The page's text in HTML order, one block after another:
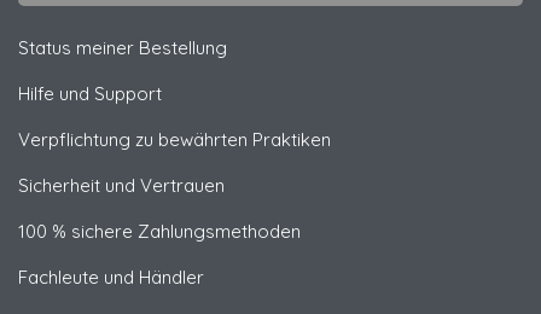
Status meiner Bestellung
Hilfe und Support
Verpflichtung zu bewährten Praktiken
Sicherheit und Vertrauen
100 % sichere Zahlungsmethoden
Fachleute und Händler